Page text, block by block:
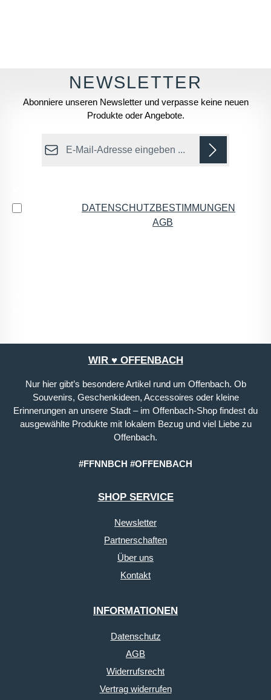
Abonniere unseren Newsletter und verpasse keine neuen
Produkte oder Angebote.
E-Mail-Adresse*
DATENSCHUTZBESTIMMUNGEN
AGB
WIR ♥ OFFENBACH
Nur hier gibt’s besondere Artikel rund um Offenbach. Ob
Souvenirs, Geschenkideen, Accessoires oder kleine
Erinnerungen an unsere Stadt – im Offenbach-Shop findest du
ausgewählte Produkte mit lokalem Bezug und viel Liebe zu
Offenbach.
#FFNNBCH #OFFENBACH
SHOP SERVICE
Newsletter
Partnerschaften
Über uns
Kontakt
INFORMATIONEN
Datenschutz
AGB
Widerrufsrecht
Vertrag widerrufen